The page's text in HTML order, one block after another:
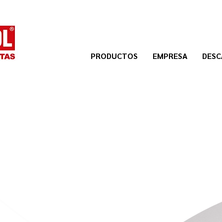
PRODUCTOS EMPRESA